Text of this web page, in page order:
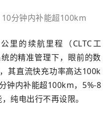
分钟内补能超100km
里的续航里程（CLTC工
的精准管理下，眼前的数
其直流快充功率高达100k
钟内补能超100km，5%-8
纯电出行不再设限。